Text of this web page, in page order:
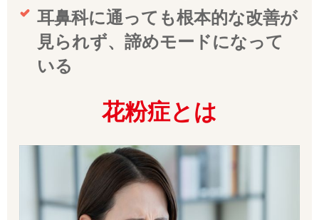
耳鼻科に通っても根本的な改善が
見られず、諦めモードになって
いる
花粉症とは